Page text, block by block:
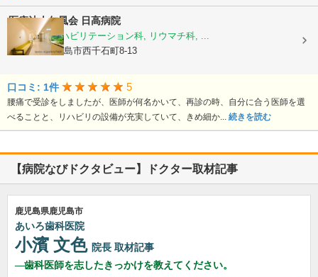
医療法人仁風会 日高病院
整形外科, リハビリテーション科, リウマチ科, ...
鹿児島県鹿児島市西千石町8-13
口コミ: 1件 5
腰痛で受診をしましたが、医師が何名かいて、再診の時、自分に合う医師を選
べることと、リハビリの設備が充実していて、きめ細か... 続きを読む
【病院なびドクタビュー】ドクター取材記事
鹿児島県鹿児島市
あいろ歯科医院
小濱 文色 院長 取材記事
歯科医師を志したきっかけを教えてください。